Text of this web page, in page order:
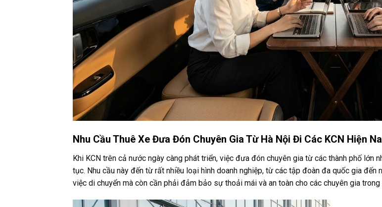
Nhu Cầu Thuê Xe Đưa Đón Chuyên Gia Từ Hà Nội Đi Các KCN Hiện
Khi KCN trên cả nước ngày càng phát triển, việc đưa đón chuyên gia từ các thành phố lớn
tục. Nhu cầu này đến từ rất nhiều loại hình doanh nghiệp, từ các tập đoàn đa quốc gia
việc di chuyển mà còn cần phải đảm bảo sự thoải mái và an toàn cho các chuyên gia trong